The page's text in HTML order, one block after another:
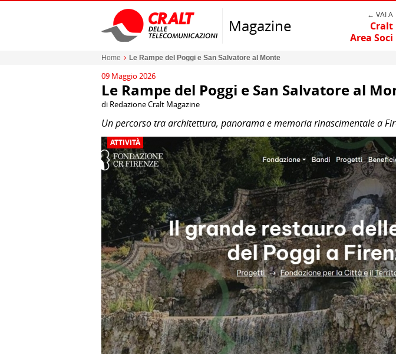
Magazine
← VAI A
Cralt
Area Soci
Home Le Rampe del Poggi e San Salvatore al Monte
09 Maggio 2026
Le Rampe del Poggi e San Salvatore al
di Redazione Cralt Magazine
Un percorso tra architettura, panorama e memoria rinascimentale a
ATTIVITÀ